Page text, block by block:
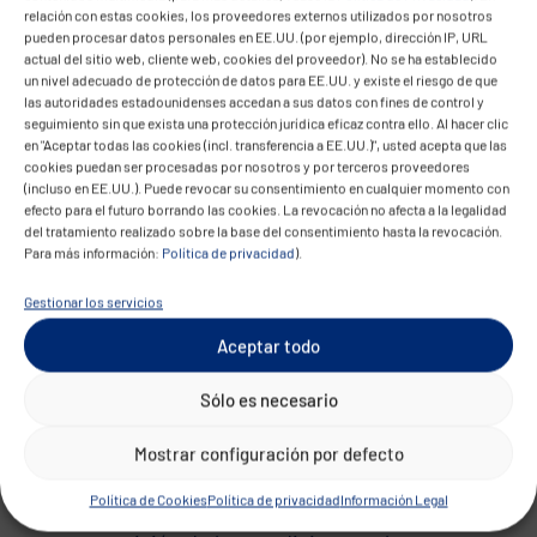
relación con estas cookies, los proveedores externos utilizados por nosotros
pueden procesar datos personales en EE.UU. (por ejemplo, dirección IP, URL
actual del sitio web, cliente web, cookies del proveedor). No se ha establecido
un nivel adecuado de protección de datos para EE.UU. y existe el riesgo de que
las autoridades estadounidenses accedan a sus datos con fines de control y
seguimiento sin que exista una protección jurídica eficaz contra ello. Al hacer clic
en "Aceptar todas las cookies (incl. transferencia a EE.UU.)", usted acepta que las
cookies puedan ser procesadas por nosotros y por terceros proveedores
(incluso en EE.UU.). Puede revocar su consentimiento en cualquier momento con
efecto para el futuro borrando las cookies. La revocación no afecta a la legalidad
del tratamiento realizado sobre la base del consentimiento hasta la revocación.
Para más información: Política de privacidad).
Gestionar los servicios
Aceptar todo
Sólo es necesario
Mostrar configuración por defecto
Política de CookiesPolítica de privacidadInformación Legal
federales.
Comercio minorista y electrónico
Las API conectan plataformas con sistemas
de pago, motores de recomendación,
programas de fidelización y logística.
Permiten la personalización en tiempo real, la
lógica unificada de precios y existencias, y las
integraciones móviles/omnicanal escalables,
clientes.
Fabricación e industria
En los entornos de producción conectados,
las API controlan los flujos de datos entre
máquinas, sensores y plataformas en la nube.
tiempo real: las API estándar permiten la